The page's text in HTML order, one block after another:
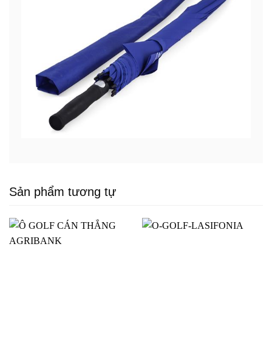
Sản phẩm tương tự